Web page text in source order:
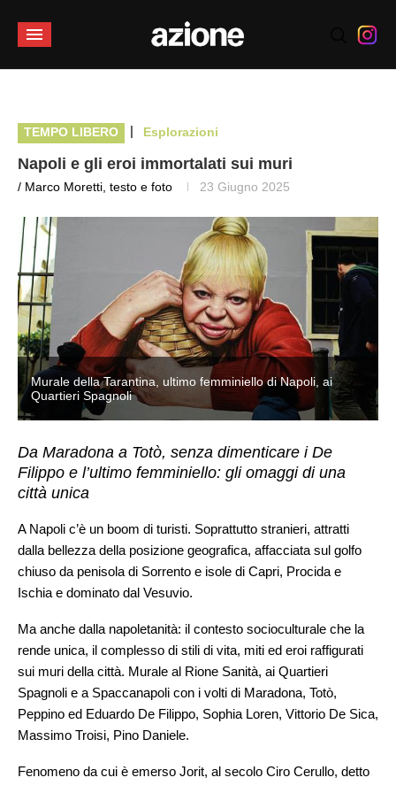
TEMPO LIBERO | Esplorazioni
Napoli e gli eroi immortalati sui muri
/ Marco Moretti, testo e foto 23 Giugno 2025
Murale della Tarantina, ultimo femminiello di Napoli, ai
Quartieri Spagnoli
Da Maradona a Totò, senza dimenticare i De
Filippo e l’ultimo femminiello: gli omaggi di una
città unica
A Napoli c’è un boom di turisti. Soprattutto stranieri, attratti
dalla bellezza della posizione geografica, affacciata sul golfo
chiuso da penisola di Sorrento e isole di Capri, Procida e
Ischia e dominato dal Vesuvio.
Ma anche dalla napoletanità: il contesto socioculturale che la
rende unica, il complesso di stili di vita, miti ed eroi raffigurati
sui muri della città. Murale al Rione Sanità, ai Quartieri
Spagnoli e a Spaccanapoli con i volti di Maradona, Totò,
Peppino ed Eduardo De Filippo, Sophia Loren, Vittorio De Sica,
Massimo Troisi, Pino Daniele.
Fenomeno da cui è emerso Jorit, al secolo Ciro Cerullo, detto